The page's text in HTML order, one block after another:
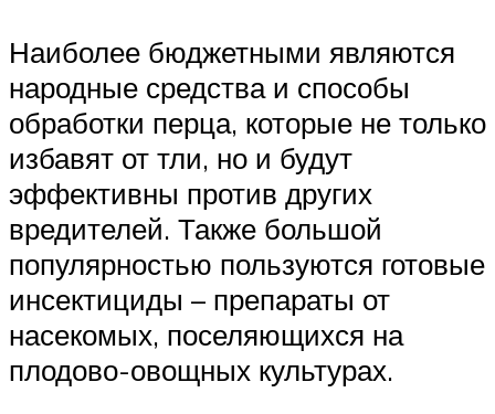
Наиболее бюджетными являются
народные средства и способы
обработки перца, которые не только
избавят от тли, но и будут
эффективны против других
вредителей. Также большой
популярностью пользуются готовые
инсектициды – препараты от
насекомых, поселяющихся на
плодово-овощных культурах.